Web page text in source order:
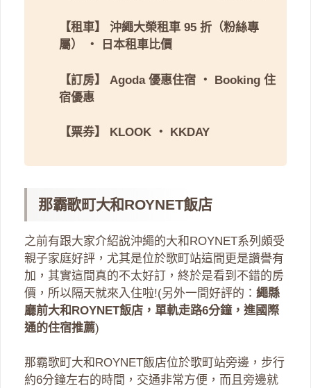
【租車】
沖繩大榮租車 95 折（粉絲專
屬）
・ 日本租車比價
【訂房】 Agoda 優惠住宿 ・ Booking 住
宿優惠
【票券】 KLOOK ・ KKDAY
那霸歌町大和ROYNET飯店
之前有跟大家介紹說沖繩的大和ROYNET系列頗受
親子家庭好評，尤其是位於歌町站這間更是讚譽有
加，其實這間真的不太好訂，終於是看到不錯的房
價，所以隔天就來入住啦!(另外一間好評的： 繩縣
廳前大和ROYNET飯店，單軌走路6分鐘，進國際
通的住宿推薦)
那霸歌町大和ROYNET飯店位於歌町站旁邊，步行
約6分鐘左右的時間，交通非常方便，而且旁邊就